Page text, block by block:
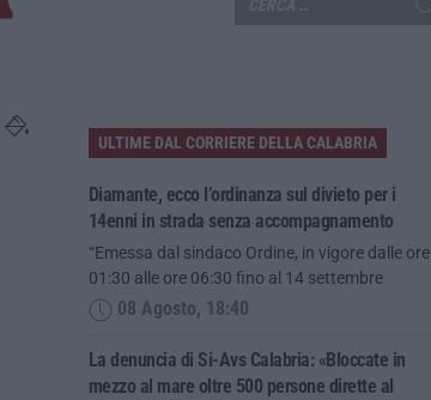
ULTIME DAL CORRIERE DELLA CALABRIA
Diamante, ecco l’ordinanza sul divieto per i
14enni in strada senza accompagnamento
“Emessa dal sindaco Ordine, in vigore dalle ore
01:30 alle ore 06:30 fino al 14 settembre
08 Agosto, 18:40
La denuncia di Si-Avs Calabria: «Bloccate in
mezzo al mare oltre 500 persone dirette al